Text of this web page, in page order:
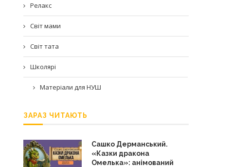
Релакс
Світ мами
Світ тата
Школярі
Матеріали для НУШ
ЗАРАЗ ЧИТАЮТЬ
Сашко Дерманський.
«Казки дракона
Омелька»: анімований